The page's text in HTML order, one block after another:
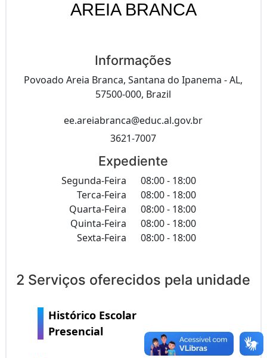
AREIA BRANCA
Informações
Povoado Areia Branca, Santana do Ipanema - AL,
57500-000, Brazil
ee.areiabranca@educ.al.gov.br
3621-7007
Expediente
Segunda-Feira
08:00 - 18:00
Terca-Feira
08:00 - 18:00
Quarta-Feira
08:00 - 18:00
Quinta-Feira
08:00 - 18:00
Sexta-Feira
08:00 - 18:00
2 Serviços oferecidos pela unidade
Histórico Escolar
Presencial